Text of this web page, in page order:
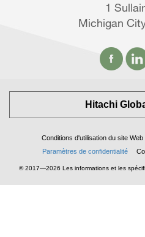
1
Michigan
Hitachi
Conditions d'utilisation du site Web
Paramètres de confidentialité
© 2017—2026 Les informations et les